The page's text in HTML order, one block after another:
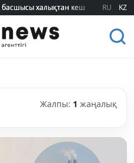
халықтан кешірім сұрады
халықтан кешірім сұрады
RU KZ
Жалпы: 1 жаңалық